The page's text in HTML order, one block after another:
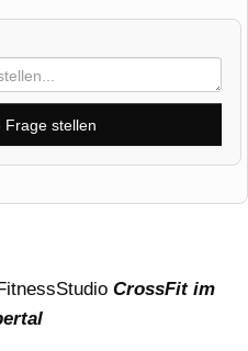
Frage stellen
CrossFit im